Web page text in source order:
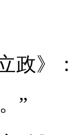
政》
”